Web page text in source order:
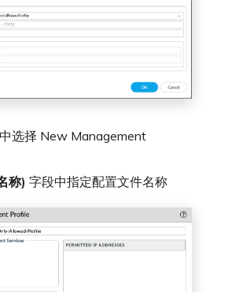
选择 New Management
称) 字段中指定配置文件名称